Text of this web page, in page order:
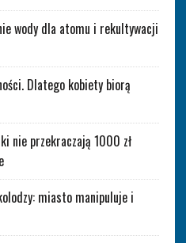
wody dla atomu i rekultywacji
Dlatego kobiety biorą
nie przekraczają 1000 zł
miasto manipuluje i